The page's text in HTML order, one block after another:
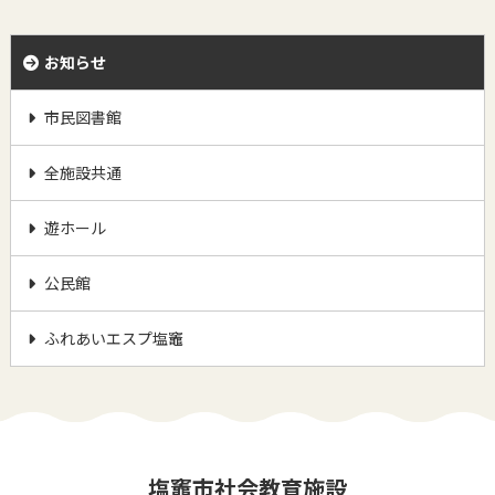
お知らせ
市民図書館
全施設共通
遊ホール
公民館
ふれあいエスプ塩竈
塩竈市社会教育施設